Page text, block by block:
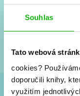
Souhlas
Tato webová
cookies?
doporučili knihy,
využitím
Vše kolem
a